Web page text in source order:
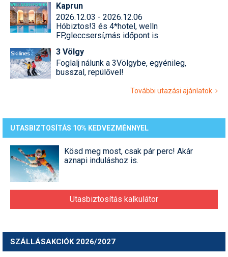
Kaprun
2026.12.03 - 2026.12.06
Hóbiztos!3 és 4*hotel, welln
FP,gleccsersí,más időpont is
3 Völgy
Foglalj nálunk a 3Völgybe, egyénileg,
busszal, repülővel!
További utazási ajánlatok
UTASBIZTOSÍTÁS 10% KEDVEZMÉNNYEL
Kösd meg most, csak pár perc! Akár
aznapi induláshoz is.
Utasbiztosítás kalkulátor
SZÁLLÁSAKCIÓK 2026/2027